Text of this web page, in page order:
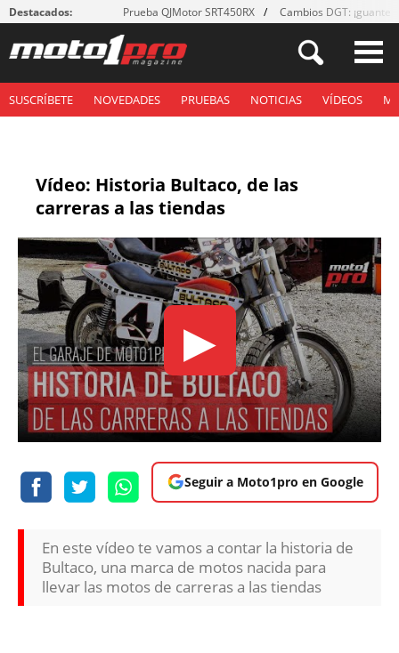
Destacados: Prueba QJMotor SRT450RX Cambios DGT: ¡guantes!
SUSCRÍBETE NOVEDADES PRUEBAS NOTICIAS VÍDEOS
Vídeo: Historia Bultaco, de las
carreras a las tiendas
▶
Seguir a Moto1pro en Google
En este vídeo te vamos a contar la historia de
Bultaco, una marca de motos nacida para
llevar las motos de carreras a las tiendas